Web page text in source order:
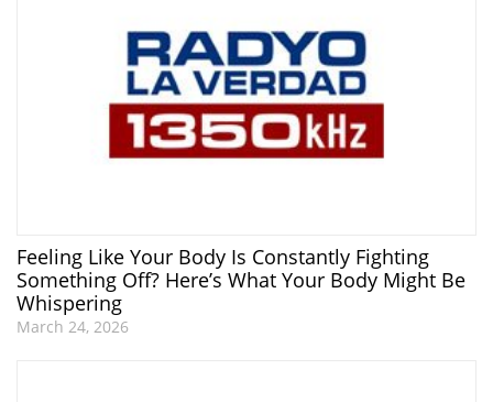
Feeling Like Your Body Is Constantly Fighting
Something Off? Here’s What Your Body Might Be
Whispering
March 24, 2026